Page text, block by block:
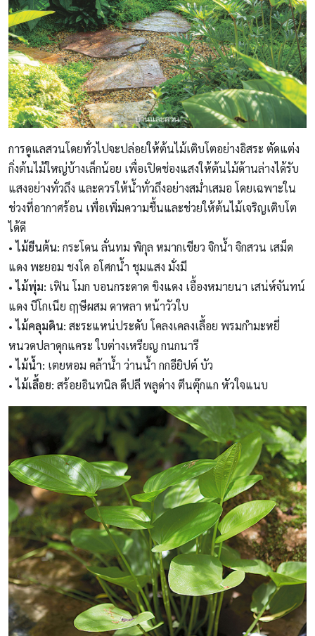
การดูแลสวนโดยทั่วไปจะปล่อยให้ต้นไม้เติบโตอย่างอิสระ ตัดแต่ง
กิ่งต้นไม้ใหญ่บ้างเล็กน้อย เพื่อเปิดช่องแสงให้ต้นไม้ด้านล่างได้รับ
แสงอย่างทั่วถึง และควรให้น้ำทั่วถึงอย่างสม่ำเสมอ โดยเฉพาะใน
ช่วงที่อากาศร้อน เพื่อเพิ่มความชื้นและช่วยให้ต้นไม้เจริญเติบโต
ได้ดี
• ไม้ยืนต้น: กระโดน ลั่นทม พิกุล หมากเขียว จิกน้ำ จิกสวน เสม็ด
แดง พะยอม ชงโค อโศกน้ำ ชุมแสง มั่งมี
• ไม้พุ่ม: เฟิน โมก บอนกระดาด ขิงแดง เอื้องหมายนา เสน่ห์จันทน์
แดง บีโกเนีย ฤๅษีผสม ดาหลา หน้าวัวใบ
• ไม้คลุมดิน: สะระแหน่ประดับ โคลงเคลงเลื้อย พรมกำมะหยี่
หนวดปลาดุกแคระ ใบต่างเหรียญ กนกนารี
• ไม้น้ำ: เตยหอม คล้าน้ำ ว่านน้ำ กกอียิปต์ บัว
• ไม้เลื้อย: สร้อยอินทนิล ดีปลี พลูด่าง ตีนตุ๊กแก หัวใจแนบ